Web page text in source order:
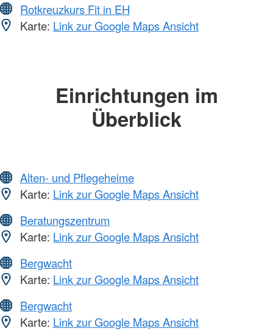
Rotkreuzkurs Fit in EH
Karte: Link zur Google Maps Ansicht
Einrichtungen im
Überblick
Alten- und Pflegeheime
Karte: Link zur Google Maps Ansicht
Beratungszentrum
Karte: Link zur Google Maps Ansicht
Bergwacht
Karte: Link zur Google Maps Ansicht
Bergwacht
Karte: Link zur Google Maps Ansicht